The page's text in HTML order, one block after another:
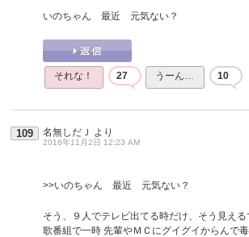
いのちゃん 最近 元気ない？
それな！ 27 うーん… 10
109 名無しだＪ より
2016年11月2日 12:23 AM
>>いのちゃん 最近 元気ない？
そう、９人でテレビ出てる時だけ、そう見える
歌番組で一時 先輩やＭＣにグイグイからんで